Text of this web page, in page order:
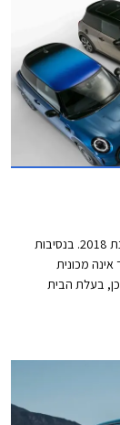
פנס ערפל מרכזי. פנסי LED אחוריים עם גרפיקת דגל בריטניה - Union Lack
המשלבת שני
מיני קופר בדור הנוכחי כבר בת 8 ועברה מתיחת פנים בשנת 2018. בנסיבות
מכונית
בעלת הבית